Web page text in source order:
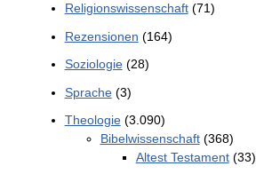
Religionswissenschaft(71)
Rezensionen (164)
Soziologie(28)
Sprache(3)
Theologie(3.090)
Bibelwissenschaft(368)
Altest Testament(33)